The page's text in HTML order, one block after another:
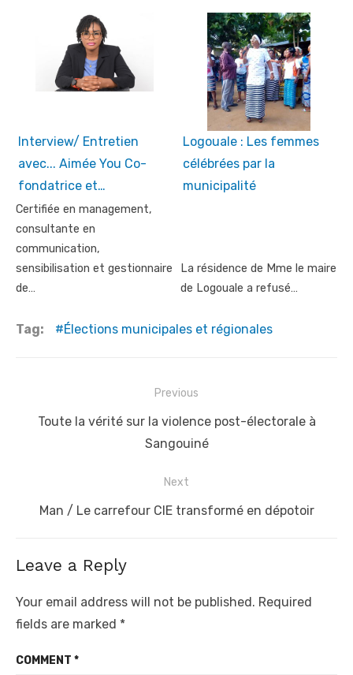
Interview/ Entretien
avec... Aimée You Co-
fondatrice et…
Certifiée en management,
consultante en
communication,
sensibilisation et gestionnaire
de…
Logouale : Les femmes
célébrées par la
municipalité
La résidence de Mme le maire
de Logouale a refusé…
Tag: Élections municipales et régionales
navigation
Previous
Previous
Toute la vérité sur la violence post-électorale à
Sangouiné
Next
Next
Man / Le carrefour CIE transformé en dépotoir
Leave a Reply
Your email address will not be published. Required
fields are marked *
COMMENT *